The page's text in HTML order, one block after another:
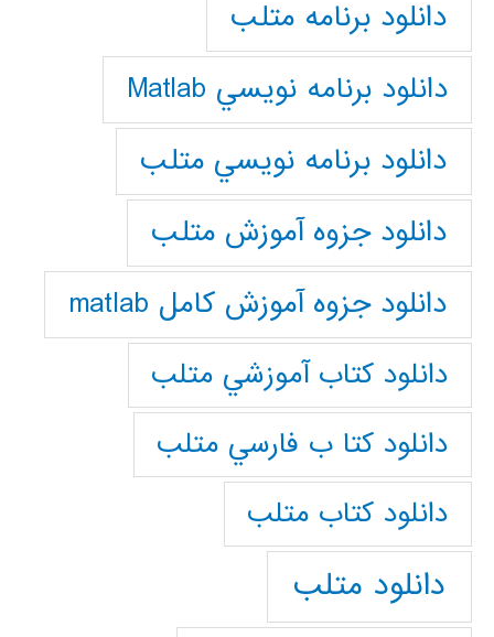
دانلود برنامه متلب
دانلود برنامه نويسي Matlab
دانلود برنامه نويسي متلب
دانلود جزوه آموزش متلب
دانلود جزوه آموزش کامل matlab
دانلود كتاب آموزشي متلب
دانلود كتا ب فارسي متلب
دانلود كتاب متلب
دانلود متلب